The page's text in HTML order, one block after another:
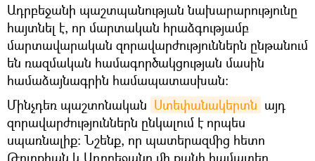
Ադրբեջանի պաշտպանության նախարարությունը
հայտնել է, որ մարտական հրաձգությամբ
մարտավարական զորավարժություններն ընթանում
են ռազմական համագործակցության մասին
համաձայնագրին համապատասխան:
Մինչդեռ պաշտոնական Ստեփանակերտն այդ
զորավարժություններն ընկալում է որպես
սպառնալիք: Նշենք, որ պատերազմից հետո
Թուրքիան և Ադրբեջանը մի քանի համատեղ